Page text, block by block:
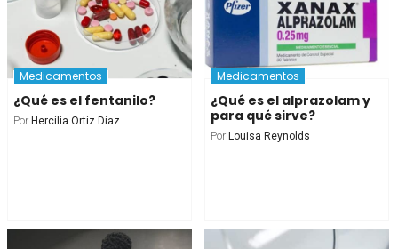
Medicamentos
¿Qué es el fentanilo?
Por Hercilia Ortiz Díaz
Medicamentos
¿Qué es el alprazolam y
para qué sirve?
Por Louisa Reynolds